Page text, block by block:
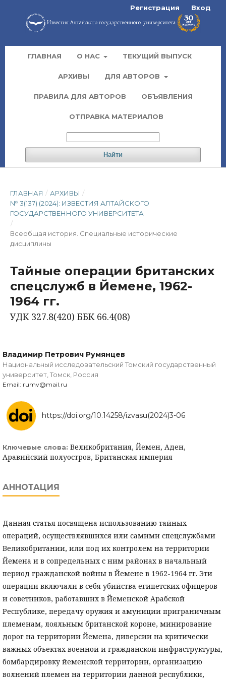
ГЛАВНАЯ О НАС ТЕКУЩИЙ ВЫПУСК
АРХИВЫ ДЛЯ АВТОРОВ
ПРАВИЛА ДЛЯ АВТОРОВ ОБЪЯВЛЕНИЯ
ОТПРАВКА МАТЕРИАЛОВ
Найти
Регистрация Вход
ГЛАВНАЯ / АРХИВЫ /
№ 3(137) (2024): ИЗВЕСТИЯ АЛТАЙСКОГО
ГОСУДАРСТВЕННОГО УНИВЕРСИТЕТА
/
Всеобщая история. Специальные исторические
дисциплины
Тайные операции британских
спецслужб в Йемене, 1962-
1964 гг.
УДК 327.8(420) ББК 66.4(08)
Владимир Петрович Румянцев
Национальный исследовательский Томский государственный
университет, Томск, Россия
Email: rumv@mail.ru
https://doi.org/10.14258/izvasu(2024)3-06
Ключевые слова: Великобритания, Йемен, Аден,
Аравийский полуостров, Британская империя
АННОТАЦИЯ
Данная статья посвящена использованию тайных
операций, осуществлявшихся или самими спецслужбами
Великобритании, или под их контролем на территории
Йемена и в сопредельных с ним районах в начальный
период гражданской войны в Йемене в 1962-1964 гг. Эти
операции включали в себя убийства египетских офицеров
и советников, работавших в Йеменской Арабской
Республике, передачу оружия и амуниции приграничным
племенам, лояльным британской короне, минирование
дорог на территории Йемена, диверсии на критически
важных объектах военной и гражданской инфраструктуры,
бомбардировку йеменской территории, организацию
волнений племен на территории данной республики,